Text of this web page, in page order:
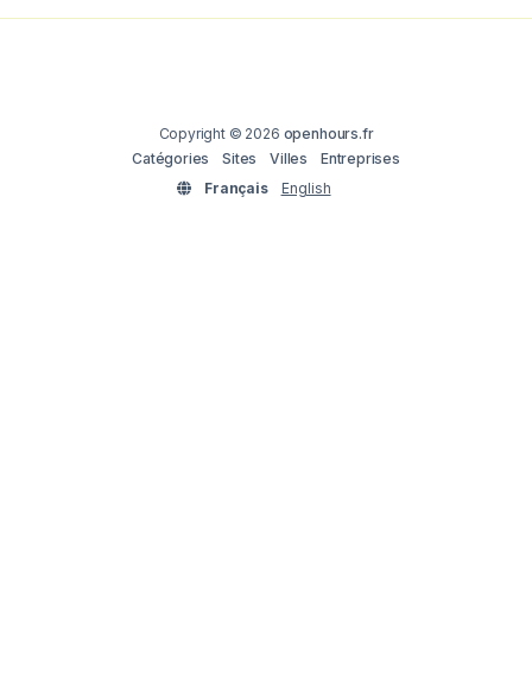
Copyright © 2026 openhours.fr
Catégories
Sites Villes
Entreprises
Français
English